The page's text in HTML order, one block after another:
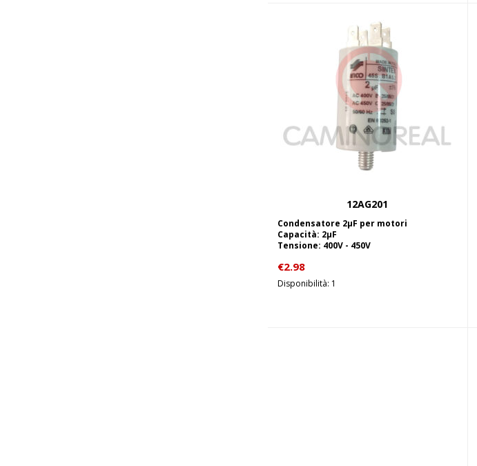
Aggiungi al carrello
12AG201
Condensatore 2µF per motori
Capacità: 2µF
Tensione: 400V - 450V
€2.98
Disponibilità: 1